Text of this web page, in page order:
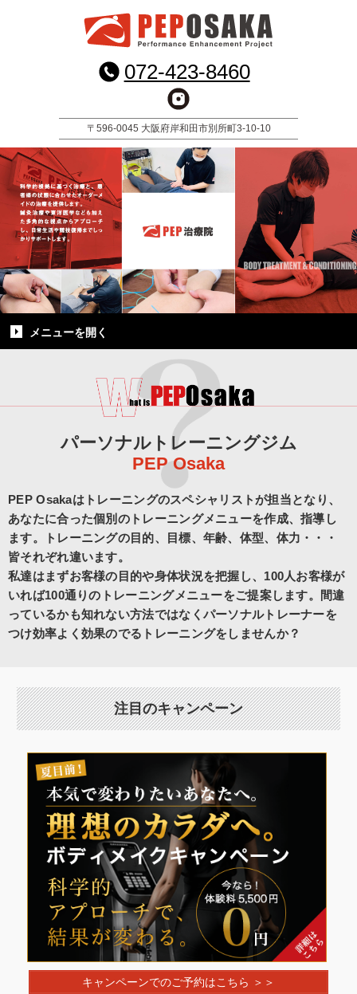
072-423-8460
〒596-0045 大阪府岸和田市別所町3-10-10
メニューを開く
パーソナルトレーニングジム
PEP Osaka
PEP Osakaはトレーニングのスペシャリストが担当となり、
あなたに合った個別のトレーニングメニューを作成、指導し
ます。トレーニングの目的、目標、年齢、体型、体力・・・
皆それぞれ違います。
私達はまずお客様の目的や身体状況を把握し、100人お客様が
いれば100通りのトレーニングメニューをご提案します。間違
っているかも知れない方法ではなくパーソナルトレーナーを
つけ効率よく効果のでるトレーニングをしませんか？
注目のキャンペーン
キャンペーンでのご予約はこちら ＞＞